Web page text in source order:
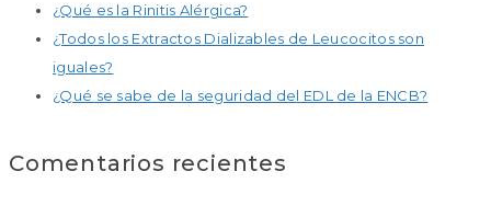
¿Qué es la Rinitis Alérgica?
¿Todos los Extractos Dializables de Leucocitos son
iguales?
¿Qué se sabe de la seguridad del EDL de la ENCB?
Comentarios recientes